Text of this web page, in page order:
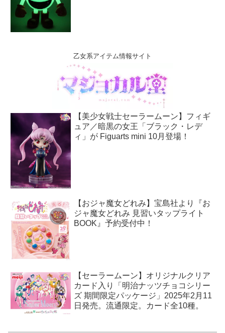
乙女系アイテム情報サイト
【美少女戦士セーラームーン】フィギ
ュア／暗黒の女王「ブラック・レデ
ィ」が Figuarts mini 10月登場！
【おジャ魔女どれみ】宝島社より『お
ジャ魔女どれみ 見習いタップライト
BOOK』予約受付中！
【セーラームーン】オリジナルクリア
カード入り「明治ナッツチョコシリー
ズ 期間限定パッケージ」2025年2月11
日発売。流通限定。カード全10種。